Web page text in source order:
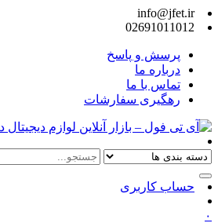
info@jfet.ir
02691011012
پرسش و پاسخ
درباره ما
تماس با ما
رهگیری سفارشات
حساب کاربری
۰